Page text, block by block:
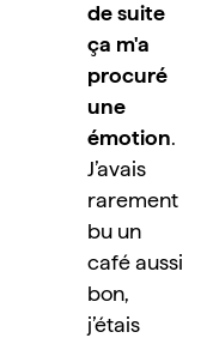
de suite
ça m'a
procuré
une
émotion.
J’avais
rarement
bu un
café aussi
bon,
j’étais